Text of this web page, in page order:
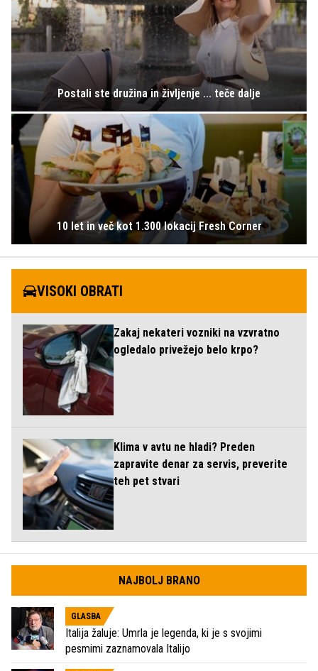
Postali ste družina in življenje ... teče dalje
10 let in več kot 1.300 lokacij Fresh Corner
VISOKI OBRATI
Zakaj nekateri vozniki na vzvratno
ogledalo privežejo belo krpo?
Klima v avtu ne hladi? Preden
zapravite denar za servis, preverite
teh pet stvari
NAJBOLJ BRANO
GLASBA
Italija žaluje: Umrla je legenda, ki je s svojimi
pesmimi zaznamovala Italijo